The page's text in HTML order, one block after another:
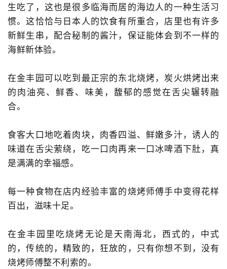
生吃了，这也是很多临海而居的海边人的一种生活习
惯。这恰恰与日本人的饮食有所重合，店里也有许多
新鲜生串，配合秘制的酱汁，保证能体会到不一样的
海鲜新体验。
在金丰园可以吃到最正宗的东北烧烤，炭火烘烤出来
的肉油亮、鲜香、味美，馥郁的感觉在舌尖辗转融
合。
食客大口地吃着肉块，肉香四溢、鲜嫩多汁，诱人的
味道在舌尖萦绕，吃一口肉再来一口冰啤酒下肚，真
是满满的幸福感。
每一种食物在店内经验丰富的烧烤师傅手中变得花样
百出，滋味十足。
在金丰园里吃烧烤无论是天南海北，西式的，中式
的，传统的，精致的，狂放的，只有你想不到，没有
烧烤师傅整不利索的。